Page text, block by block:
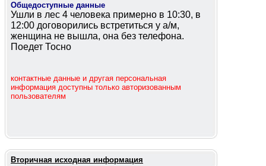
Общедоступные данные
Ушли в лес 4 человека примерно в 10:30, в
12:00 договорились встретиться у а/м,
женщина не вышла, она без телефона.
Поедет Тосно
контактные данные и другая персональная
информация доступны только авторизованным
пользователям
Вторичная исходная информация